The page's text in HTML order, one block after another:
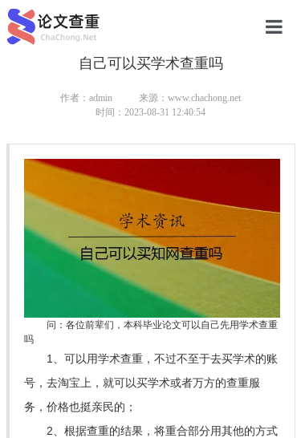
研究生论
博士论文
自己可以买学术查重吗
作者：admin
来源：www.chachong.net
时间：2023-08-31 12:40:54
问：各位前辈们，本科毕业论文可以自己先用学术查重
吗
1、可以用学术查重，不过不至于去买学术的账
号，去淘宝上，就可以买学术或者万方的查重服
务，价格也挺亲民的；
2、根据查重的结果，将重合部分用其他的方式